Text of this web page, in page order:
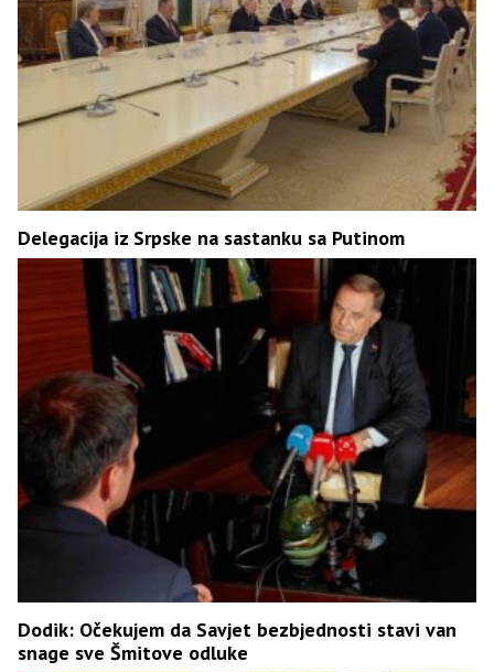
Delegacija iz Srpske na sastanku sa Putinom
Dodik: Očekujem da Savjet bezbjednosti stavi van
snage sve Šmitove odluke